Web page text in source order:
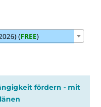
(FREE)
fördern - mit